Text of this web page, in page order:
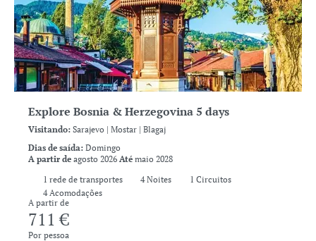
Explore Bosnia & Herzegovina 5 days
Visitando: Sarajevo | Mostar | Blagaj
Dias de saída: Domingo
A partir de agosto 2026 Até maio 2028
1 rede de transportes 4Noites
1 Circuitos
4 Acomodações
A partir de
711 €
Por pessoa